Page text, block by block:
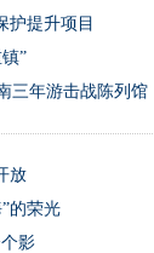
护提升项目
”
三年游击战陈列馆
放
的荣光
影